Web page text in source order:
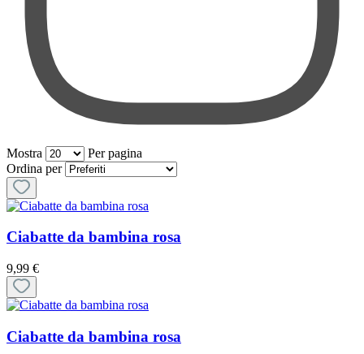
Mostra
Per pagina
per pagina
Ordina per
Ciabatte da bambina rosa
9,99 €
Ciabatte da bambina rosa